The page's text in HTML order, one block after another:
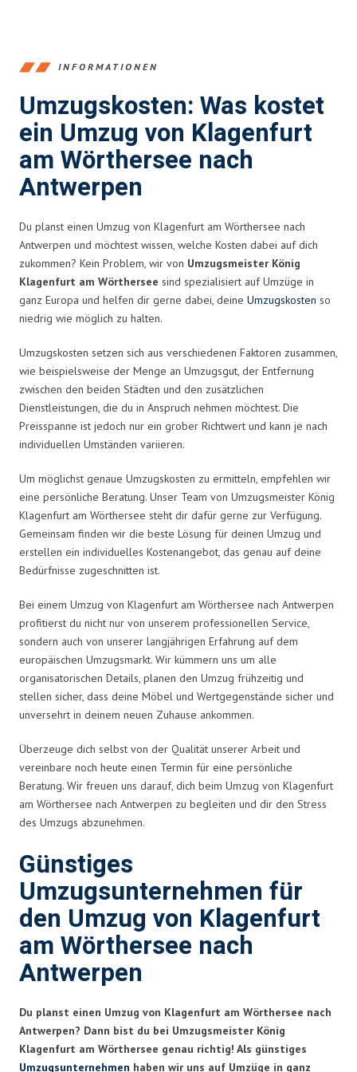
INFORMATIONEN
Umzugskosten: Was kostet
ein Umzug von Klagenfurt
am Wörthersee nach
Antwerpen
Du planst einen Umzug von Klagenfurt am Wörthersee nach
Antwerpen und möchtest wissen, welche Kosten dabei auf dich
zukommen? Kein Problem, wir von Umzugsmeister König
Klagenfurt am Wörthersee sind spezialisiert auf Umzüge in
ganz Europa und helfen dir gerne dabei, deine Umzugskosten so
niedrig wie möglich zu halten.
Umzugskosten setzen sich aus verschiedenen Faktoren zusammen,
wie beispielsweise der Menge an Umzugsgut, der Entfernung
zwischen den beiden Städten und den zusätzlichen
Dienstleistungen, die du in Anspruch nehmen möchtest. Die
Preisspanne ist jedoch nur ein grober Richtwert und kann je nach
individuellen Umständen variieren.
Um möglichst genaue Umzugskosten zu ermitteln, empfehlen wir
eine persönliche Beratung. Unser Team von Umzugsmeister König
Klagenfurt am Wörthersee steht dir dafür gerne zur Verfügung.
Gemeinsam finden wir die beste Lösung für deinen Umzug und
erstellen ein individuelles Kostenangebot, das genau auf deine
Bedürfnisse zugeschnitten ist.
Bei einem Umzug von Klagenfurt am Wörthersee nach Antwerpen
profitierst du nicht nur von unserem professionellen Service,
sondern auch von unserer langjährigen Erfahrung auf dem
europäischen Umzugsmarkt. Wir kümmern uns um alle
organisatorischen Details, planen den Umzug frühzeitig und
stellen sicher, dass deine Möbel und Wertgegenstände sicher und
unversehrt in deinem neuen Zuhause ankommen.
Überzeuge dich selbst von der Qualität unserer Arbeit und
vereinbare noch heute einen Termin für eine persönliche
Beratung. Wir freuen uns darauf, dich beim Umzug von Klagenfurt
am Wörthersee nach Antwerpen zu begleiten und dir den Stress
des Umzugs abzunehmen.
Günstiges
Umzugsunternehmen für
den Umzug von Klagenfurt
am Wörthersee nach
Antwerpen
Du planst einen Umzug von Klagenfurt am Wörthersee nach
Antwerpen? Dann bist du bei Umzugsmeister König
Klagenfurt am Wörthersee genau richtig! Als günstiges
Umzugsunternehmen haben wir uns auf Umzüge in ganz